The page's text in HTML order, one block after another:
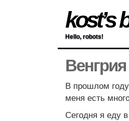
kost’s
Hello, robots!
Венгрия
В прошлом
меня есть
Сегодня я еду